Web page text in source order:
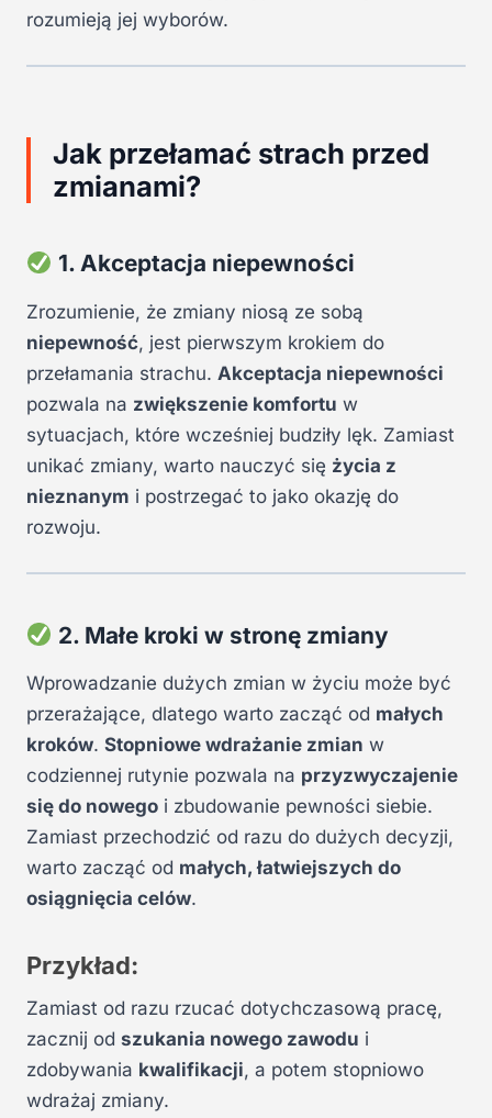
rozumieją jej wyborów.
Jak przełamać strach przed
zmianami?
1. Akceptacja niepewności
Zrozumienie, że zmiany niosą ze sobą
niepewność, jest pierwszym krokiem do
przełamania strachu. Akceptacja niepewności
pozwala na zwiększenie komfortu w
sytuacjach, które wcześniej budziły lęk. Zamiast
unikać zmiany, warto nauczyć się życia z
nieznanym i postrzegać to jako okazję do
rozwoju.
2. Małe kroki w stronę zmiany
Wprowadzanie dużych zmian w życiu może być
przerażające, dlatego warto zacząć od małych
kroków. Stopniowe wdrażanie zmian w
codziennej rutynie pozwala na przyzwyczajenie
się do nowego i zbudowanie pewności siebie.
Zamiast przechodzić od razu do dużych decyzji,
warto zacząć od małych, łatwiejszych do
osiągnięcia celów.
Przykład:
Zamiast od razu rzucać dotychczasową pracę,
zacznij od szukania nowego zawodu i
zdobywania kwalifikacji, a potem stopniowo
wdrażaj zmiany.